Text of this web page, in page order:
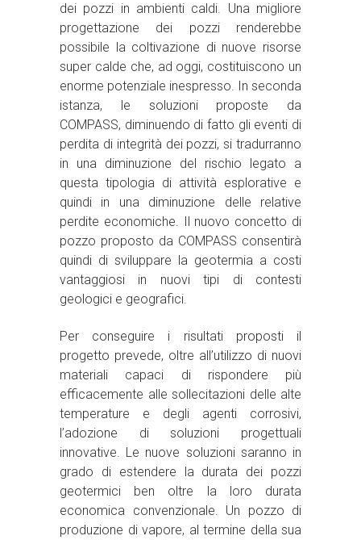
dei pozzi in ambienti caldi. Una migliore
progettazione dei pozzi renderebbe
possibile la coltivazione di nuove risorse
super calde che, ad oggi, costituiscono un
enorme potenziale inespresso. In seconda
istanza, le soluzioni proposte da
COMPASS, diminuendo di fatto gli eventi di
perdita di integrità dei pozzi, si tradurranno
in una diminuzione del rischio legato a
questa tipologia di attività esplorative e
quindi in una diminuzione delle relative
perdite economiche. Il nuovo concetto di
pozzo proposto da COMPASS consentirà
quindi di sviluppare la geotermia a costi
vantaggiosi in nuovi tipi di contesti
geologici e geografici.
Per conseguire i risultati proposti il
progetto prevede, oltre all’utilizzo di nuovi
materiali capaci di rispondere più
efficacemente alle sollecitazioni delle alte
temperature e degli agenti corrosivi,
l’adozione di soluzioni progettuali
innovative. Le nuove soluzioni saranno in
grado di estendere la durata dei pozzi
geotermici ben oltre la loro durata
economica convenzionale. Un pozzo di
produzione di vapore, al termine della sua